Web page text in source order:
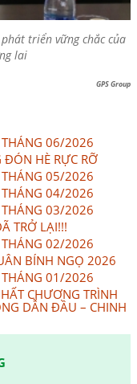
triển vững chắc của
lai
GPS Group
THÁNG 06/2026
ĐÓN HÈ RỰC RỠ
THÁNG 05/2026
THÁNG 04/2026
THÁNG 03/2026
TRỞ LẠI!!!
THÁNG 02/2026
BÍNH NGỌ 2026
THÁNG 01/2026
CHƯƠNG TRÌNH
DẪN ĐẦU – CHINH